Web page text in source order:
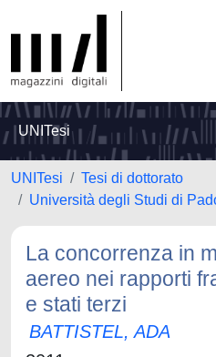
UNITesi
UNITesi
Tesi di dottorato
Università degli Studi di
La concorrenza in
aereo nei rapporti
e stati terzi
BATTISTEL, ADA